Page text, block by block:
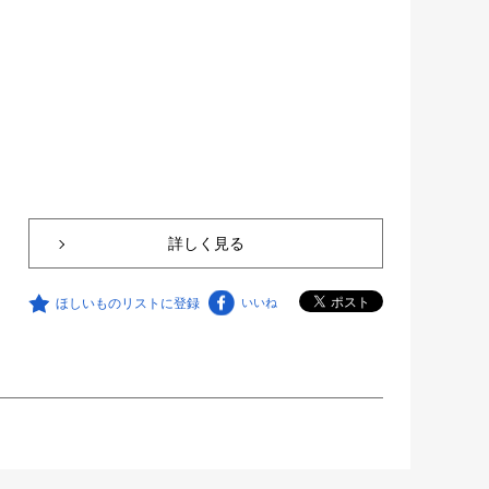
詳しく見る
ほしいものリストに登録 いいね